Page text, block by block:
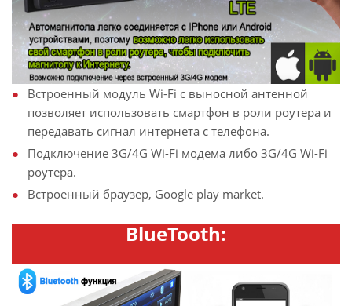
Встроенный модуль Wi-Fi с выносной антенной
позволяет использовать смартфон в роли роутера и
передавать сигнал интернета с телефона.
Подключение 3G/4G Wi-Fi модема либо 3G/4G Wi-Fi
роутера.
Встроенный браузер, Google play market.
BlueTooth: